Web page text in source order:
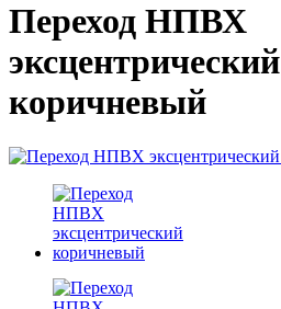
Переход НПВХ
эксцентрический
коричневый